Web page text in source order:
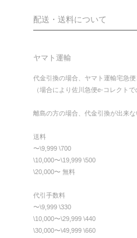
配送・送料について
ヤマト運輸
代金引換の場合、ヤマト運輸宅急便
（場合により佐川急便e-コレクトで
離島の方の場合、代金引換が出来な
送料
〜\9,999 \700
\10,000〜\19,999 \500
\20,000〜 無料
代引手数料
〜\9,999 \330
\10,000〜\29,999 \440
\30,000〜\49,999 \660